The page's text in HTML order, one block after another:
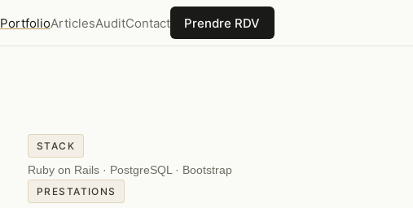
PortfolioArticlesAuditContact Prendre RDV
STACK
Ruby on Rails · PostgreSQL · Bootstrap
PRESTATIONS